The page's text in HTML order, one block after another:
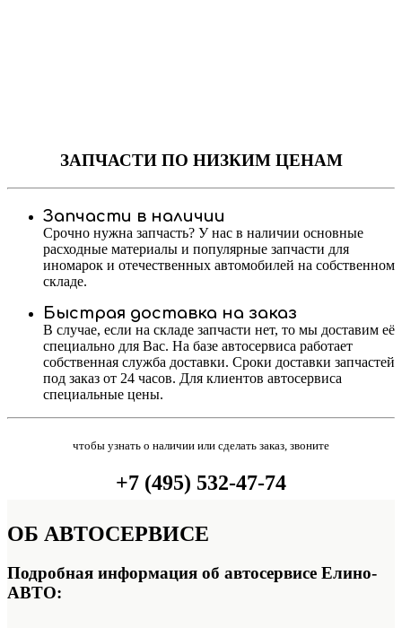
ЗАПЧАСТИПО НИЗКИМ ЦЕНАМ
Запчасти в наличии
Срочно нужна запчасть? У нас в наличии основные
расходные материалы и популярные запчасти для
иномарок и отечественных автомобилей на собственном
складе.
Быстрая доставка на заказ
В случае, если на складе запчасти нет, то мы доставим её
специально для Вас. На базе автосервиса работает
собственная служба доставки. Сроки доставки запчастей
под заказ от 24 часов. Для клиентов автосервиса
специальные цены.
чтобы узнать о наличии или сделать заказ, звоните
+7 (495) 532-47-74
ОБ АВТОСЕРВИСЕ
Подробная информация об автосервисе Елино-
АВТО: